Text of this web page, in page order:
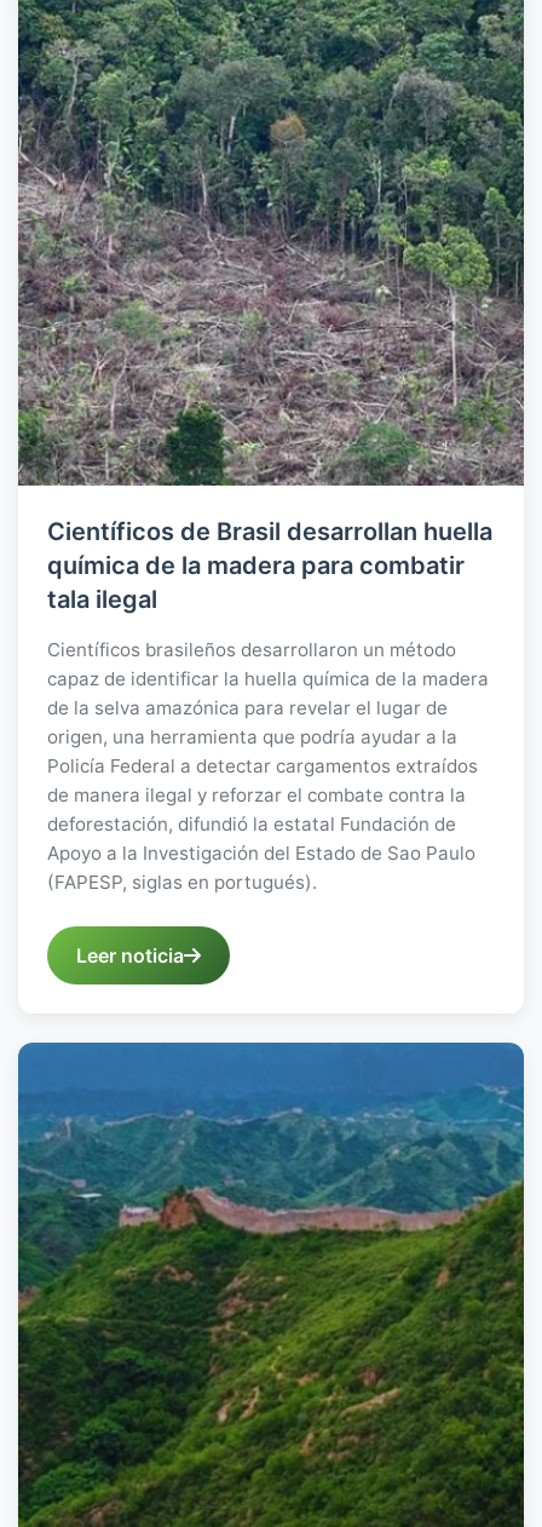
Científicos de Brasil desarrollan huella
química de la madera para combatir
tala ilegal
Científicos brasileños desarrollaron un método
capaz de identificar la huella química de la madera
de la selva amazónica para revelar el lugar de
origen, una herramienta que podría ayudar a la
Policía Federal a detectar cargamentos extraídos
de manera ilegal y reforzar el combate contra la
deforestación, difundió la estatal Fundación de
Apoyo a la Investigación del Estado de Sao Paulo
(FAPESP, siglas en portugués).
Leer noticia